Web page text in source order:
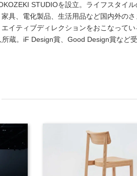
STUDIOを設立。ライフスタイル
具、電化製品、生活用品など国内外の
イティブディレクションをおこなってい
蔵。iF Design賞、Good Design賞など受